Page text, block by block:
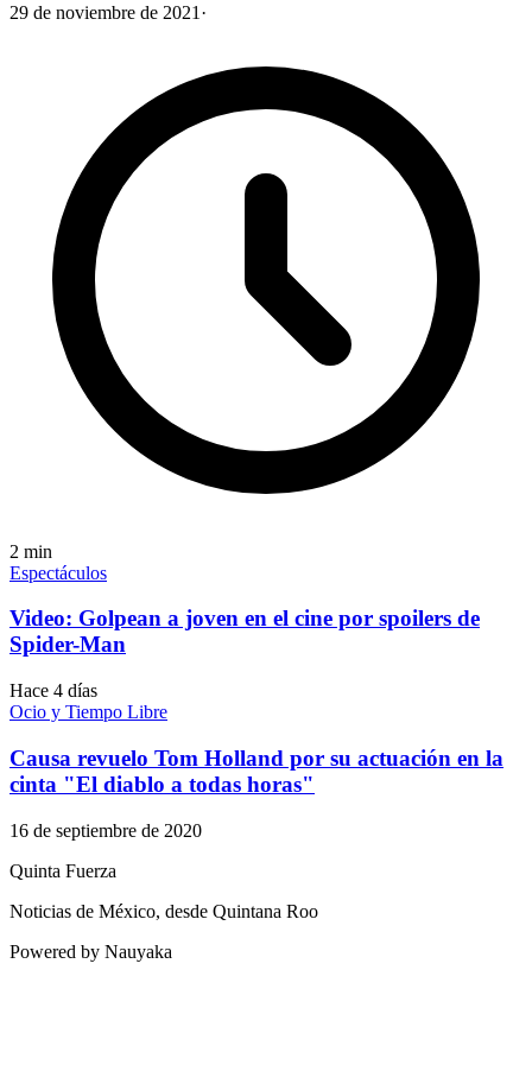
29 de noviembre de 2021 ·
2 min
Espectáculos
Video: Golpean a joven en el cine por spoilers de
Spider-Man
Hace 4 días
Ocio y Tiempo Libre
Causa revuelo Tom Holland por su actuación en la
cinta "El diablo a todas horas"
16 de septiembre de 2020
Quinta Fuerza
Noticias de México, desde Quintana Roo
Powered by Nauyaka